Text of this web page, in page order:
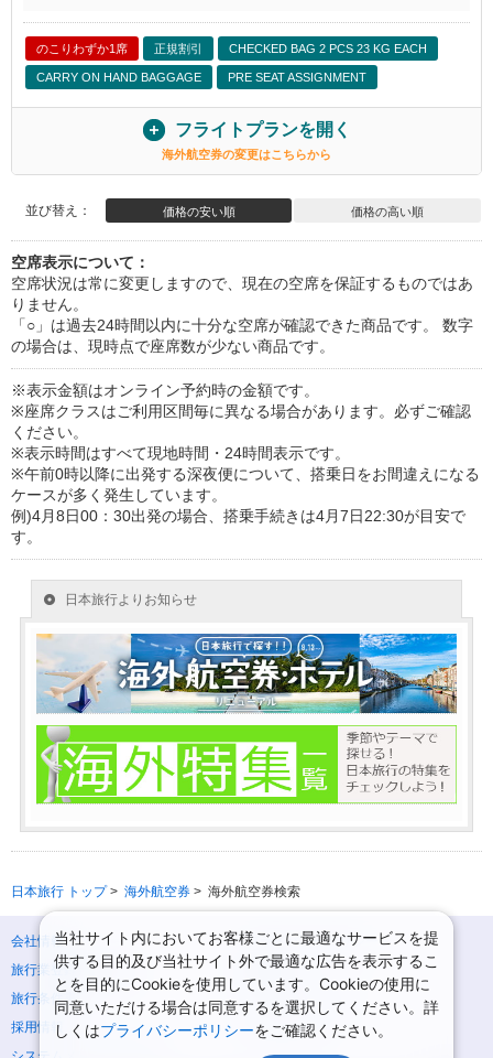
のこりわずか1席 正規割引 CHECKED BAG 2 PCS 23 KG EACH
CARRY ON HAND BAGGAGE PRE SEAT ASSIGNMENT
フライトプランを開く
海外航空券の変更はこちらから
並び替え： 価格の安い順 価格の高い順
空席表示について：
空席状況は常に変更しますので、現在の空席を保証するものではあ
りません。
「○」は過去24時間以内に十分な空席が確認できた商品です。 数字
の場合は、現時点で座席数が少ない商品です。
※表示金額はオンライン予約時の金額です。
※座席クラスはご利用区間毎に異なる場合があります。必ずご確認
ください。
※表示時間はすべて現地時間・24時間表示です。
※午前0時以降に出発する深夜便について、搭乗日をお間違えになる
ケースが多く発生しています。
例)4月8日00：30出発の場合、搭乗手続きは4月7日22:30が目安で
す。
日本旅行 トップ> 海外航空券 > 海外航空券検索
会社情報
プライバシーポリシー
旅行業登録票・約款
規約集
旅行条件書
ニュースリリース
採用情報
サイトマップ
当社サイト内においてお客様ごとに最適なサービスを提
供する目的及び当社サイト外で最適な広告を表示するこ
とを目的にCookieを使用しています。Cookieの使用に
同意いただける場合は同意するを選択してください。詳
しくはプライバシーポリシーをご確認ください。